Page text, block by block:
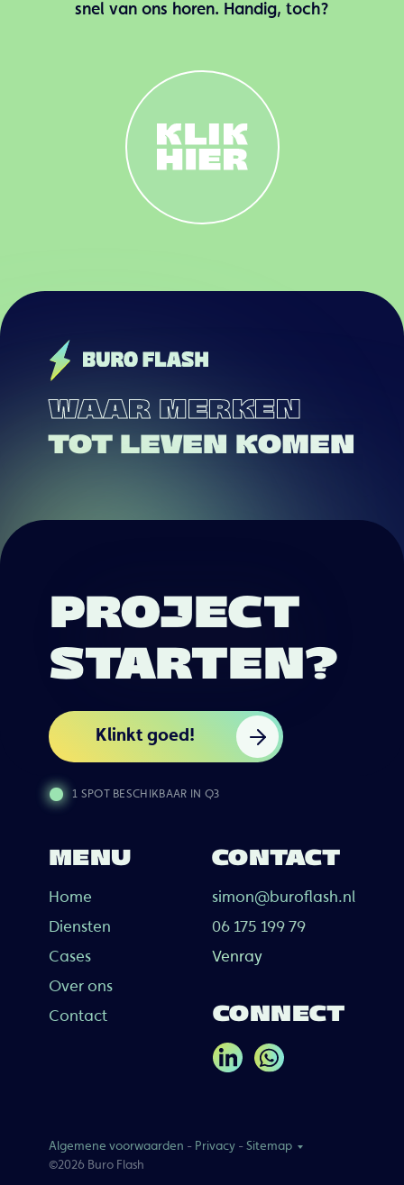
snel van ons horen. Handig, toch?
TOT LEVEN KOMEN
WAAR MERKEN
CONTACT
MENU
Venray
Klinkt goed!
1 SPOT BESCHIKBAAR IN Q3
CONNECT
Algemene voorwaarden - Privacy -Sitemap
©2026 Buro Flash
PROJECT
STARTEN?
Home
Diensten
Cases
Over ons
Contact
simon@buroflash.nl
06 175 199 79